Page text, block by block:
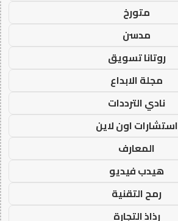
متورخ
مدسن
روتانا تسويق
مجلة الابداع
نادي الترددات
استشارات اون لاين
المعارف
هيدب فيديو
رمح التقنية
رذاذ التجارة